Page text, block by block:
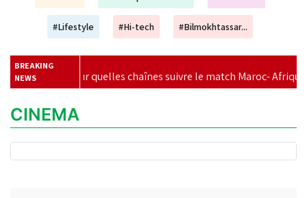
#Lifestyle #Hi-tech #Bilmokhtassar...
BREAKING
NEWS
et sur quelles chaînes suivre le match Maroc- Afrique du Sud ?
CINEMA